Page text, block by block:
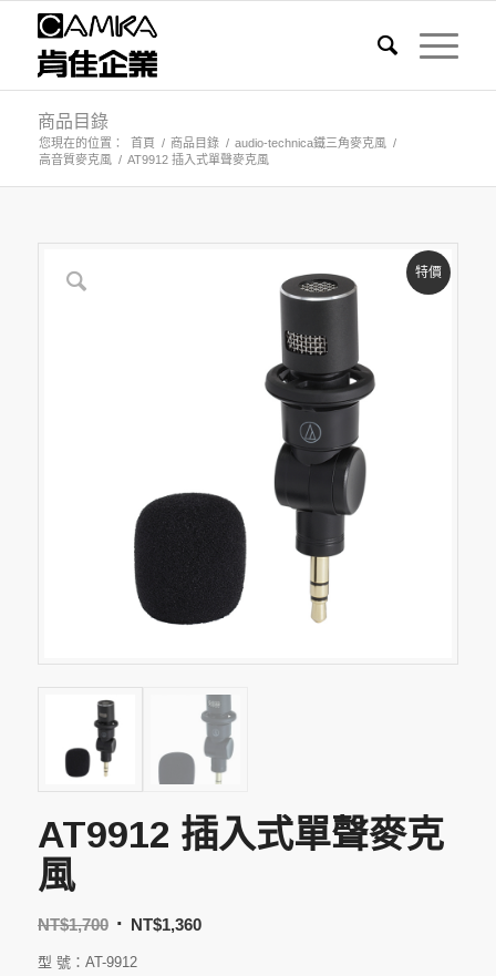
商品目錄
您現在的位置： 首頁 / 商品目錄 / audio-technica鐵三角麥克風
/
高音質麥克風
/ AT9912 插入式單聲麥克風
特價
AT9912 插入式單聲麥克
風
NT$1,700 NT$1,360
型 號：AT-9912